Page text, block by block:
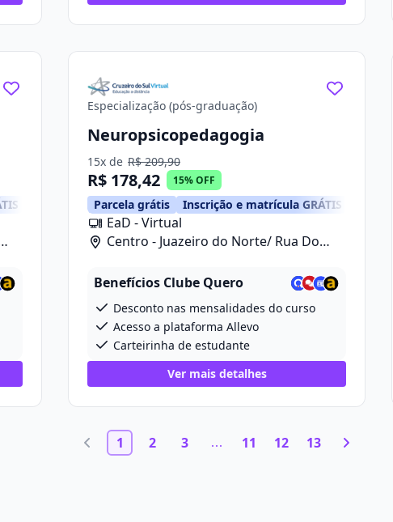
Especialização (pós-graduação)
Neuropsicopedagogia
15x de R$ 209,90
R$ 178,42 15% OFF
Parcela grátis Inscrição e matrícula GRÁTIS
EaD - Virtual
Centro - Juazeiro do Norte/ Rua Do
Benefícios Clube Quero
Desconto nas mensalidades do curso
Acesso a plataforma Allevo
Carteirinha de estudante
Ver mais detalhes
1 2 3 11 12 13